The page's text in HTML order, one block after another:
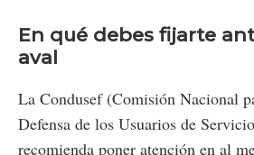
En qué debes fijarte
aval
La Condusef (Comisión Nacional
Defensa de los Usuarios de
recomienda poner atención en al